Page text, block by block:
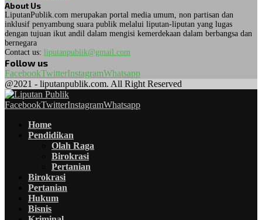
About Us
LiputanPublik.com merupakan portal media umum, non partisan dan
inklusif penyambung suara publik melalui liputan-liputan yang lugas
dengan tujuan ikut andil dalam mengisi kemerdekaan dalam berbangsa dan
bernegara
Contact us: liputanpublik@gmail.com
Follow us
FacebookTwitterInstagramWhatsapp
@2021 - liputanpublik.com. All Right Reserved
FacebookTwitterInstagramWhatsapp
Home
Pendidikan
Olah Raga
Birokrasi
Pertanian
Birokrasi
Pertanian
Hukum
Bisnis